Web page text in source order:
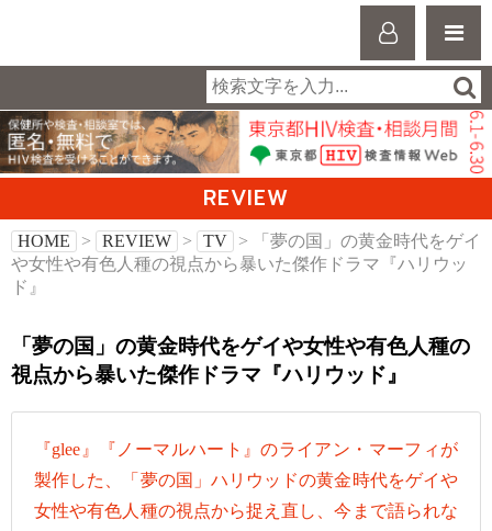
REVIEW
HOME > REVIEW > TV
> 「夢の国」の黄金時代をゲイ
や女性や有色人種の視点から暴いた傑作ドラマ『ハリウッ
ド』
「夢の国」の黄金時代をゲイや女性や有色人種の
視点から暴いた傑作ドラマ『ハリウッド』
『glee』『ノーマルハート』のライアン・マーフィが
製作した、「夢の国」ハリウッドの黄金時代をゲイや
女性や有色人種の視点から捉え直し、今まで語られな